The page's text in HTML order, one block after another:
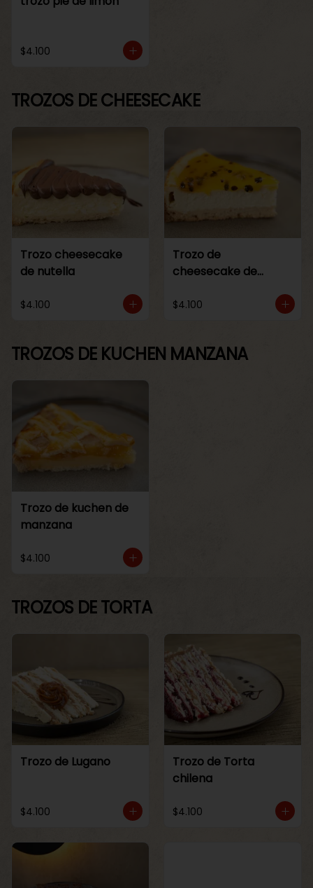
$4.100
TROZOS DE CHEESECAKE
Trozo cheesecake
de nutella
$4.100
Trozo de
cheesecake de
$4.100
TROZOS DE KUCHEN MANZANA
Trozo de kuchen de
manzana
$4.100
TROZOS DE TORTA
Trozo de Lugano
$4.100
Trozo de Torta
chilena
$4.100